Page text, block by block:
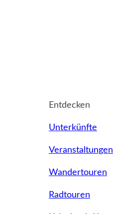
Entdecken
Unterkünfte
Veranstaltungen
Wandertouren
Radtouren